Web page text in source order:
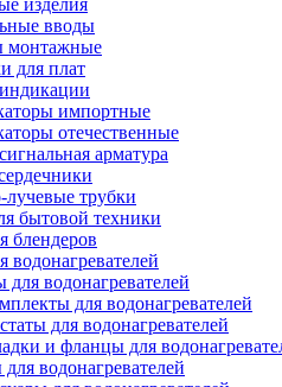
изделия
вводы
монтажные
для плат
импортные
отечественные
арматура
трубки
бытовой техники
блендеров
водонагревателей
водонагревателей
для водонагревателей
для водонагревателей
и фланцы для
водонагревателей